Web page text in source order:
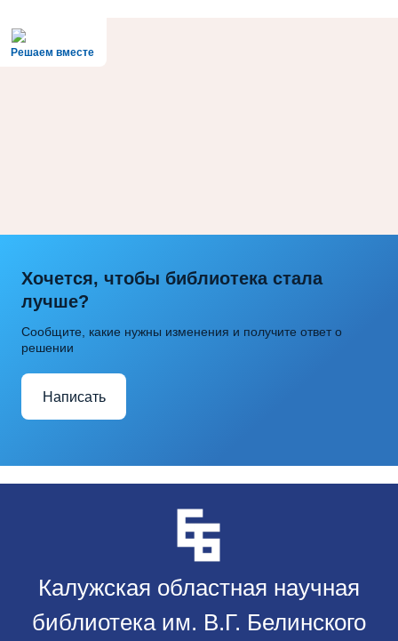
Решаем вместе
Хочется, чтобы библиотека стала
лучше?
Сообщите, какие нужны изменения и получите ответ о
решении
Написать
Калужская областная научная
библиотека им. В.Г. Белинского